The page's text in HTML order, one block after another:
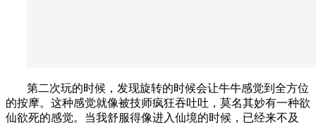
第二次玩的时候，发现旋转的时候会让牛牛感觉到全方位
的按摩。这种感觉就像被技师疯狂吞吐吐，莫名其妙有一种欲
仙欲死的感觉。当我舒服得像进入仙境的时候，已经来不及